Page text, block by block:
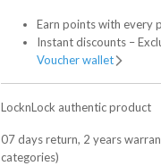
Earn points with every
Instant discounts –
Voucher wallet
LocknLock authentic product
07 days return, 2 years
categories)